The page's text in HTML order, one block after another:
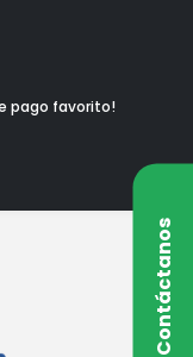
pago favorito!
Contáctanos